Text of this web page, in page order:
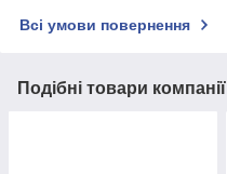
Всі умови повернення
Подібні товари компанії